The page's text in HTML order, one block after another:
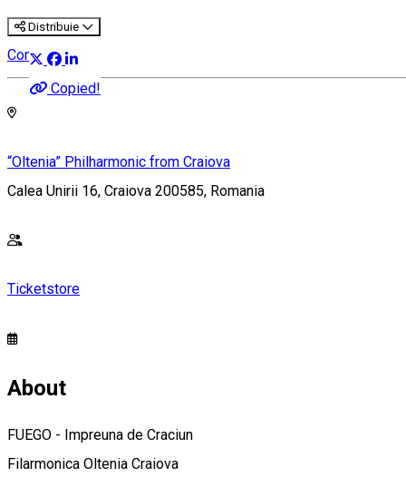
Distribuie
Copied!
Concert
“Oltenia” Philharmonic from Craiova
Calea Unirii 16, Craiova 200585, Romania
Ticketstore
About
FUEGO - Impreuna de Craciun
Filarmonica Oltenia Craiova